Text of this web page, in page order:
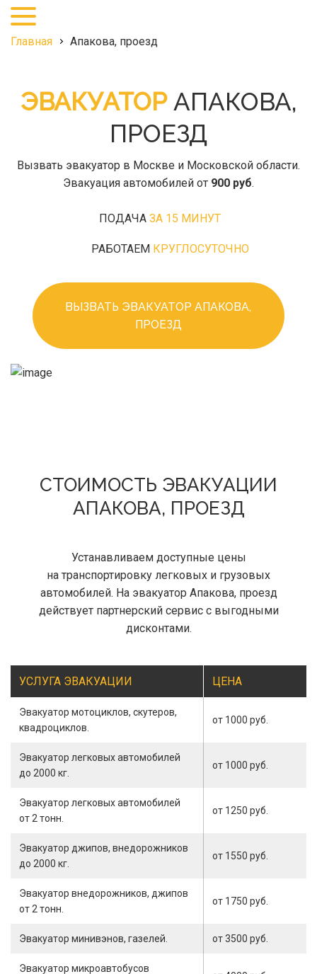
Главная Апакова, проезд
ЭВАКУАТОРАПАКОВА,
ПРОЕЗД
Вызвать эвакуатор в Москве и Московской области.
Эвакуация автомобилей от 900 руб.
ПОДАЧА ЗА 15 МИНУТ
РАБОТАЕМ КРУГЛОСУТОЧНО
ВЫЗВАТЬ ЭВАКУАТОР АПАКОВА,
ПРОЕЗД
СТОИМОСТЬ ЭВАКУАЦИИ
АПАКОВА, ПРОЕЗД
Устанавливаем доступные цены
на транспортировку легковых и грузовых
автомобилей. На эвакуатор Апакова, проезд
действует партнерский сервис с выгодными
дисконтами.
УСЛУГА ЭВАКУАЦИИ ЦЕНА
Эвакуатор мотоциклов, скутеров,
квадроциклов.
от 1000 руб.
Эвакуатор легковых автомобилей
до 2000 кг.
от 1000 руб.
Эвакуатор легковых автомобилей
от 2 тонн.
от 1250 руб.
Эвакуатор джипов, внедорожников
до 2000 кг.
от 1550 руб.
Эвакуатор внедорожников, джипов
от 2 тонн.
от 1750 руб.
Эвакуатор минивэнов, газелей. от 3500 руб.
Эвакуатор микроавтобусов